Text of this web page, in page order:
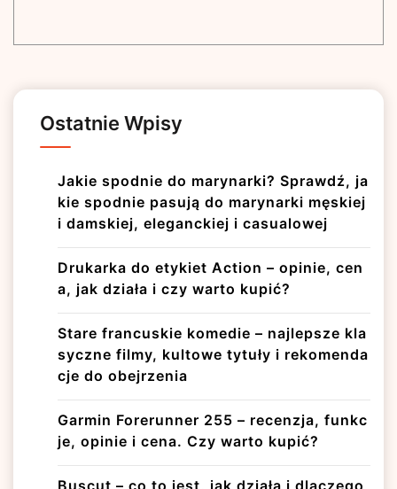
Ostatnie Wpisy
Jakie spodnie do marynarki? Sprawdź, ja
kie spodnie pasują do marynarki męskiej
i damskiej, eleganckiej i casualowej
Drukarka do etykiet Action – opinie, cen
a, jak działa i czy warto kupić?
Stare francuskie komedie – najlepsze kla
syczne filmy, kultowe tytuły i rekomenda
cje do obejrzenia
Garmin Forerunner 255 – recenzja, funkc
je, opinie i cena. Czy warto kupić?
Buscut – co to jest, jak działa i dlaczego